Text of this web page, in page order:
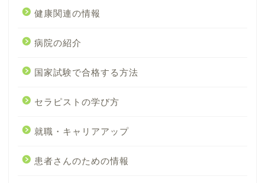
健康関連の情報
病院の紹介
国家試験で合格する方法
セラピストの学び方
就職・キャリアアップ
患者さんのための情報